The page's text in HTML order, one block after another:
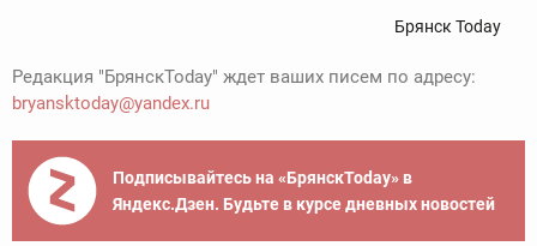
Брянск Today
Редакция "БрянскToday" ждет ваших писем по адресу:
bryansktoday@yandex.ru
Подписывайтесь на «БрянскToday» в
Яндекс.Дзен. Будьте в курсе дневных новостей